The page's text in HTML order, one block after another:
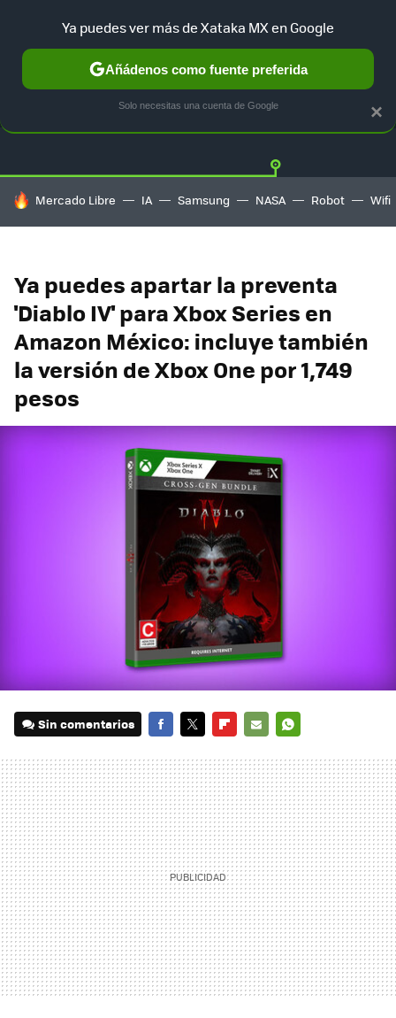
GUÍA DE COMPRAS MERCADO LIBRE
HOY SE HABLA DE
Mercado Libre IA Samsung NASA Robot Wifi
Ya puedes apartar la preventa
'Diablo IV' para Xbox Series en
Amazon México: incluye también
la versión de Xbox One por 1,749
pesos
Sin comentarios
MAIL
×
Ya puedes ver más de Xataka MX en Google
Añádenos como fuente preferida
Solo necesitas una cuenta de Google